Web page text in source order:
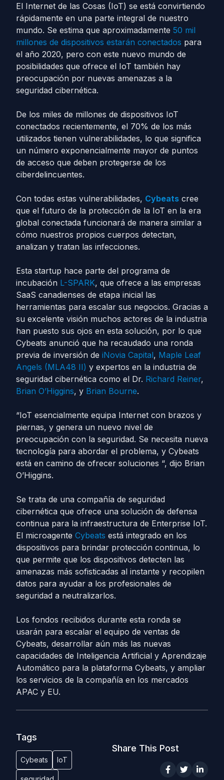
El Internet de las Cosas (IoT) se está convirtiendo
rápidamente en una parte integral de nuestro
mundo. Se estima que aproximadamente 50 mil
millones de dispositivos estarán conectados para
el año 2020, pero con este nuevo mundo de
posibilidades que ofrece el IoT también hay
preocupación por nuevas amenazas a la
seguridad cibernética.
De los miles de millones de dispositivos IoT
conectados recientemente, el 70% de los más
utilizados tienen vulnerabilidades, lo que significa
un número exponencialmente mayor de puntos
de acceso que deben protegerse de los
ciberdelincuentes.
Con todas estas vulnerabilidades, Cybeats cree
que el futuro de la protección de la IoT en la era
global conectada funcionará de manera similar a
cómo nuestros propios cuerpos detectan,
analizan y tratan las infecciones.
Esta startup hace parte del programa de
incubación L-SPARK, que ofrece a las empresas
SaaS canadienses de etapa inicial las
herramientas para escalar sus negocios. Gracias a
su excelente visión muchos actores de la industria
han puesto sus ojos en esta solución, por lo que
Cybeats anunció que ha recaudado una ronda
previa de inversión de iNovia Capital, Maple Leaf
Angels (MLA48 II) y expertos en la industria de
seguridad cibernética como el Dr. Richard Reiner,
Brian O’Higgins, y Brian Bourne.
“IoT esencialmente equipa Internet con brazos y
piernas, y genera un nuevo nivel de
preocupación con la seguridad. Se necesita nueva
tecnología para abordar el problema, y ​​Cybeats
está en camino de ofrecer soluciones “, dijo Brian
O’Higgins.
Se trata de una compañía de seguridad
cibernética que ofrece una solución de defensa
continua para la infraestructura de Enterprise IoT.
El microagente Cybeats está integrado en los
dispositivos para brindar protección continua, lo
que permite que los dispositivos detecten las
amenazas más sofisticadas al instante y recopilen
datos para ayudar a los profesionales de
seguridad a neutralizarlos.
Los fondos recibidos durante esta ronda se
usarán para escalar el equipo de ventas de
Cybeats, desarrollar aún más las nuevas
capacidades de Inteligencia Artificial y Aprendizaje
Automático para la plataforma Cybeats, y ampliar
los servicios de la compañía en los mercados
APAC y EU.
Tags
Cybeats IoT
Share This Post